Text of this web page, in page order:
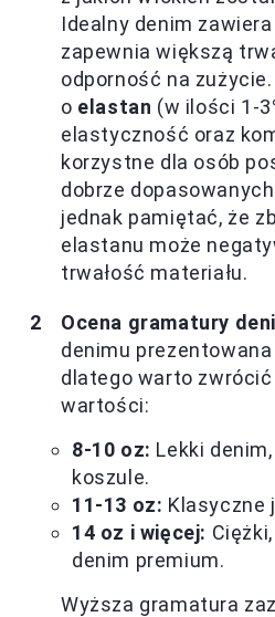
Idealny denim zawiera
zapewnia większą
odporność na
o elastan (w ilości 1-
elastyczność oraz
korzystne dla osób
dobrze
jednak pamiętać, że
elastanu może
trwałość materiału.
Ocena gramatury
denimu
dlatego warto
wartości:
8-10 oz: Lekki
koszule.
11-13 oz: Klasyczne
14 oz i więcej:
denim premium.
Wyższa gramatura